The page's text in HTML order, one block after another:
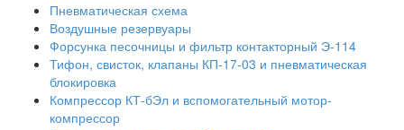
Пневматическая схема
Воздушные резервуары
Форсунка песочницы и фильтр контакторный Э-114
Тифон, свисток, клапаны КП-17-03 и пневматическая
блокировка
Компрессор КТ-бЭл и вспомогательный мотор-
компрессор